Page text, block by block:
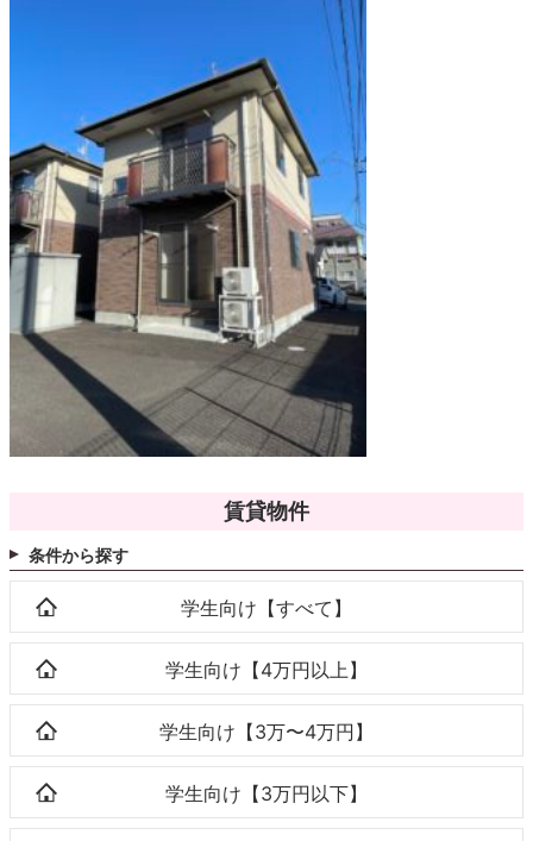
賃貸物件
条件から探す
学生向け【すべて】
学生向け【4万円以上】
学生向け【3万〜4万円】
学生向け【3万円以下】